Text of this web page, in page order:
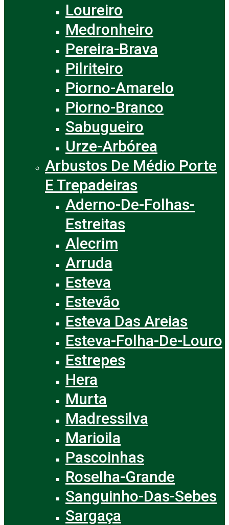
Loureiro
Medronheiro
Pereira-Brava
Pilriteiro
Piorno-Amarelo
Piorno-Branco
Sabugueiro
Urze-Arbórea
Arbustos De Médio Porte
E Trepadeiras
Aderno-De-Folhas-
Estreitas
Alecrim
Arruda
Esteva
Estevão
Esteva Das Areias
Esteva-Folha-De-Louro
Estrepes
Hera
Murta
Madressilva
Marioila
Pascoinhas
Roselha-Grande
Sanguinho-Das-Sebes
Sargaça